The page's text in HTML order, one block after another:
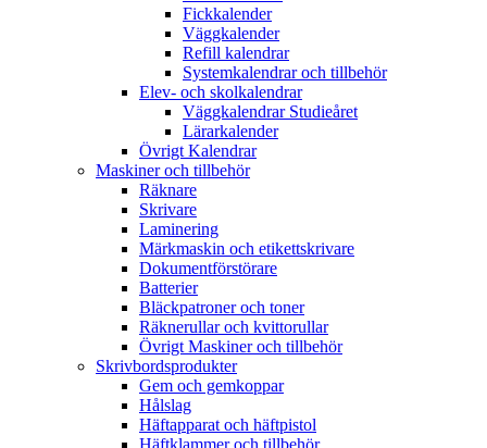
Fickkalender
Väggkalender
Refill kalendrar
Systemkalendrar och tillbehör
Elev- och skolkalendrar
Väggkalendrar Studieåret
Lärarkalender
Övrigt Kalendrar
Maskiner och tillbehör
Räknare
Skrivare
Laminering
Märkmaskin och etikettskrivare
Dokumentförstörare
Batterier
Bläckpatroner och toner
Räknerullar och kvittorullar
Övrigt Maskiner och tillbehör
Skrivbordsprodukter
Gem och gemkoppar
Hålslag
Häftapparat och häftpistol
Häftklammer och tillbehör